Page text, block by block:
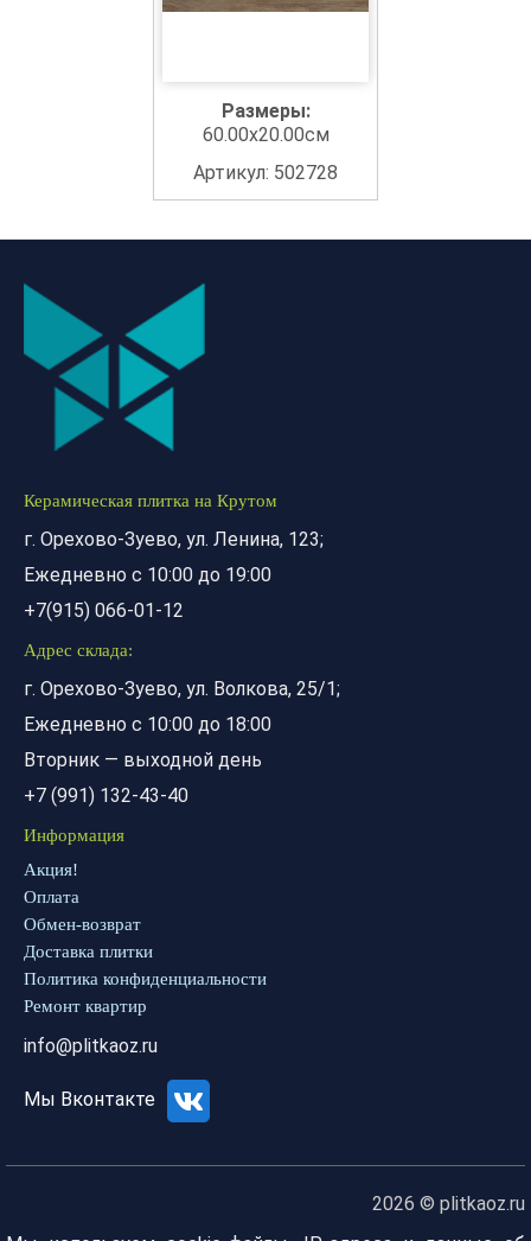
Размеры:
60.00x20.00см
Артикул: 502728
Керамическая плитка на Крутом
г. Орехово-Зуево, ул. Ленина, 123;
Ежедневно с 10:00 до 19:00
+7(915) 066-01-12
Адрес склада:
г. Орехово-Зуево, ул. Волкова, 25/1;
Ежедневно с 10:00 до 18:00
Вторник — выходной день
+7 (991) 132-43-40
Информация
Акция!
Оплата
Обмен-возврат
Доставка плитки
Политика конфиденциальности
Ремонт квартир
info@plitkaoz.ru
Мы Вконтакте
2026 © plitkaoz.ru